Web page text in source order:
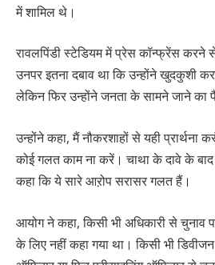
में शामिल थे।
रावलपिंडी स्टेडियम में प्रेस कॉन्फ्रेंस करने
उनपर इतना दबाव था कि उन्होंने खुदकुशी
लेकिन फिर उन्होंने जनता के सामने जाने का
उन्होंने कहा, मैं नौकरशाहों से यही
कोई गलत काम ना करें। चाथा के दावे के बाद
कहा कि ये सारे आऱोप सरासर गलत हैं।
आयोग ने कहा, किसी भी अधिकारी से चुनाव
के लिए नहीं कहा गया था। किसी भी